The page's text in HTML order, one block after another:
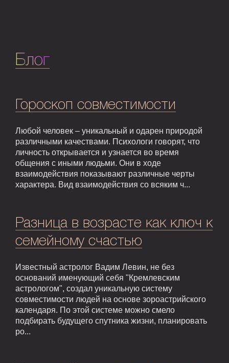
Блог
Гороскоп совместимости
Любой человек – уникальный и одарен природой
различными качествами. Психологи говорят, что
личность открывается и узнается во время
общения с иными людьми. Они в ходе
взаимодействия показывают различные черты
характера. Вид взаимодействия со всяким ч...
Разница в возрасте как ключ к
семейному счастью
Известный астролог Вадим Левин, не без
оснований именующий себя "Кремлевским
астрологом", создал уникальную систему
совместимости людей на основе зороастрийского
календаря. По этой системе можно смело
подбирать будущего спутника жизни, планировать
ро...